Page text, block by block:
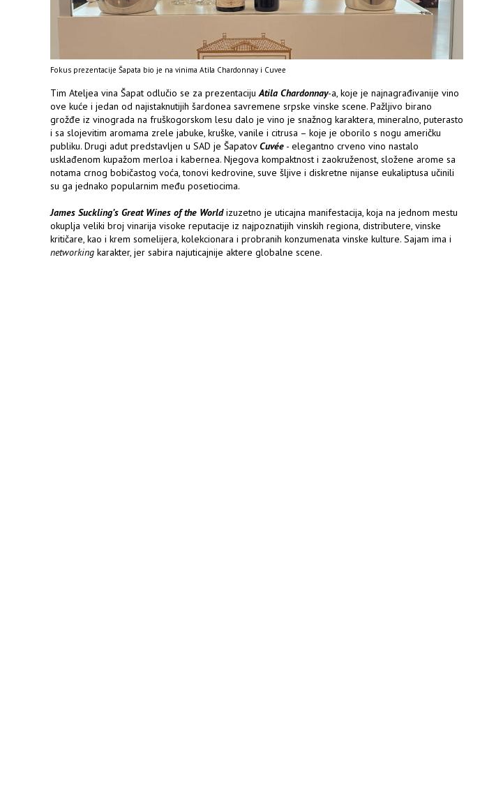
Fokus prezentacije Šapata bio je na vinima Atila Chardonnay i Cuvee
Tim Ateljea vina Šapat odlučio se za prezentacijuAtila Chardonnay-a, koje je najnagrađivanije vino
ove kuće i jedan od najistaknutijih šardonea savremene srpske vinske scene. Pažljivo birano
grožđe iz vinograda na fruškogorskom lesu dalo je vino je snažnog karaktera, mineralno, puterasto
i sa slojevitim aromama zrele jabuke, kruške, vanile i citrusa – koje je oborilo s nogu američku
publiku. Drugi adut predstavljen u SAD je ŠapatovCuvée - elegantno crveno vino nastalo
usklađenom kupažom merloa i kabernea. Njegova kompaktnost i zaokruženost, složene arome sa
notama crnog bobičastog voća, tonovi kedrovine, suve šljive i diskretne nijanse eukaliptusa učinili
su ga jednako popularnim među posetiocima.
James Suckling’s Great Wines of the Worldizuzetno je uticajna manifestacija, koja na jednom mestu
okuplja veliki broj vinarija visoke reputacije iz najpoznatijih vinskih regiona, distributere, vinske
kritičare, kao i krem somelijera, kolekcionara i probranih konzumenata vinske kulture. Sajam ima i
networking karakter, jer sabira najuticajnije aktere globalne scene.